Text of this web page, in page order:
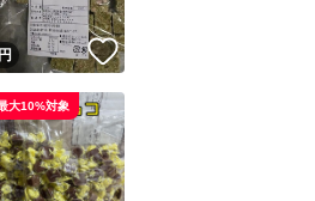
ユーザーの実績について
を満たしたユーザーにバッジを付与して
フリマの基準をクリアした安心・安全なユーザ
商品の情報をコピーします
円 いいね！
大10%対象